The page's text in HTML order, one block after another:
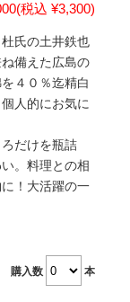
(税込 ¥3,300)
氏の土井鉄也
備えた広島の
４０％迄精白
人的にお気に
だけを瓶詰
。料理との相
！大活躍の一
購入数 本